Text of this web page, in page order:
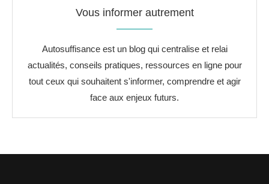
Vous informer autrement
Autosuffisance est un blog qui centralise et relai
actualités, conseils pratiques, ressources en ligne pour
tout ceux qui souhaitent s'informer, comprendre et agir
face aux enjeux futurs.